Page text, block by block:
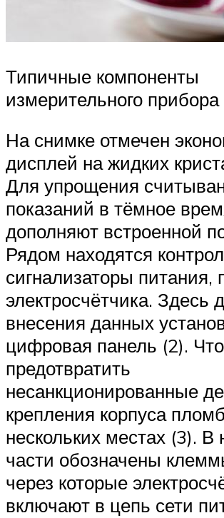
Типичные компоненты
измерительного прибора
На снимке отмечен
дисплей на жидких
Для упрощения
показаний в тёмное
дополняют встроенной
Рядом находятся
сигнализаторы питания,
электросчётчика. Здесь
внесения данных
цифровая панель (2).
предотвратить
несанкционированные
крепления корпуса
нескольких местах (3). В
части обозначены
через которые
включают в цепь сети